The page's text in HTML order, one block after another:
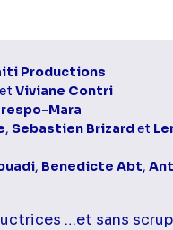
Productions
etViviane Contri
Mara
, Sebastien Brizardet
, Benedicte Abt,
…et sans